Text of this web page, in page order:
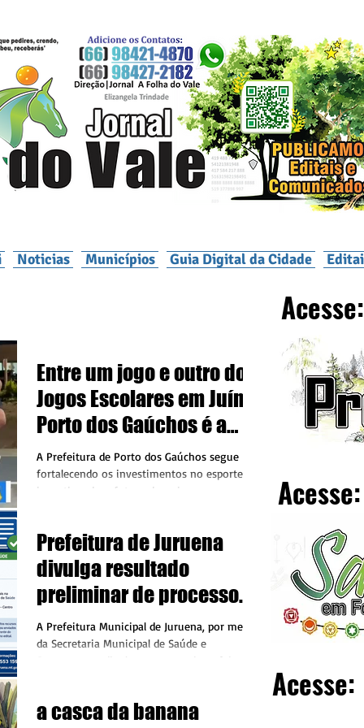
Noticias Municípios Guia Digital da Cidade
Entre um jogo e outro dos
Jogos Escolares em Juína,
Porto dos Gaúchos é a
presença
A Prefeitura de Porto dos Gaúchos segue
fortalecendo os investimentos no esporte e
incentivando o futuro das crianças e
áreas, como saúde, educação e infraestrutura,
sem deixar de lado o esporte, considerado
uma das grandes tradições culturais da
cidade. Segundo o secretário municipal de
Esportes, Vilmar, investir no esporte é
também investir na formação dos jovens e
na união da comunidade. “O
Prefeitura de Juruena
divulga resultado
preliminar de processo
seletivo da Saúde
A Prefeitura Municipal de Juruena, por meio
da Secretaria Municipal de Saúde e
Saneamento, divulgou nesta quinta-feira
Simplificado nº 001/2026. O edital
a casca da banana
Acesse:
Acesse:
Acesse: